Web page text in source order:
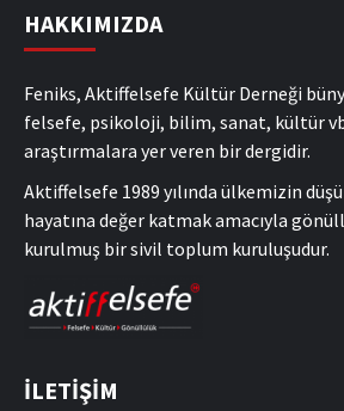
HAKKIMIZDA
Feniks, Aktiffelsefe Kültür Derneği
felsefe, psikoloji, bilim, sanat, kültür
araştırmalara yer veren bir dergidir.
Aktiffelsefe 1989 yılında ülkemizin
hayatına değer katmak amacıyla
kurulmuş bir sivil toplum kuruluşudur.
İLETİŞİM